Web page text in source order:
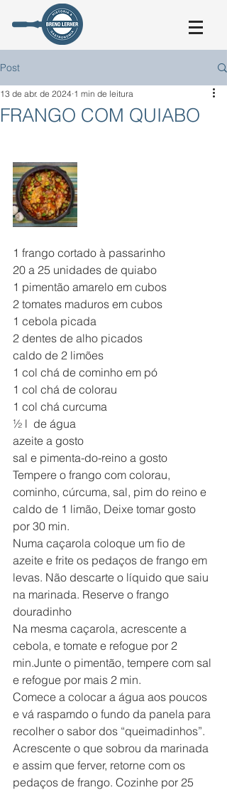
Post
FRANGO COM QUIABO
13 de abr. de 2024 1 min de leitura
1 frango cortado à passarinho
20 a 25 unidades de quiabo
1 pimentão amarelo em cubos
2 tomates maduros em cubos
1 cebola picada
2 dentes de alho picados
caldo de 2 limões
1 col chá de cominho em pó
1 col chá de colorau
1 col chá curcuma
½ l  de água
azeite a gosto
sal e pimenta-do-reino a gosto
Tempere o frango com colorau,
cominho, cúrcuma, sal, pim do reino e
caldo de 1 limão, Deixe tomar gosto
por 30 min.
Numa caçarola coloque um fio de
azeite e frite os pedaços de frango em
levas. Não descarte o líquido que saiu
na marinada. Reserve o frango
douradinho
Na mesma caçarola, acrescente a
cebola, e tomate e refogue por 2
min.Junte o pimentão, tempere com sal
e refogue por mais 2 min.
Comece a colocar a água aos poucos
e vá raspamdo o fundo da panela para
recolher o sabor dos “queimadinhos”.
Acrescente o que sobrou da marinada
e assim que ferver, retorne com os
pedaços de frango. Cozinhe por 25